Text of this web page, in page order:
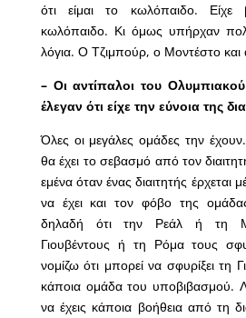
ότι είμαι το κωλόπαιδο.
κωλόπαιδο. Κι όμως υπήρχαν
λόγια. Ο Τζιμπούρ, ο Μοντέστο και
– Οι αντίπαλοι του
έλεγαν ότι είχε την εύνοια της
Όλες οι μεγάλες ομάδες την
θα έχει το σεβασμό από τον
εμένα όταν ένας διαιτητής έρχεται
να έχει και τον φόβο της
δηλαδή ότι την Ρεάλ ή τη
Γιουβέντους ή τη Ρόμα τους
νομίζω ότι μπορεί να σφυρίξει τη
κάποια ομάδα του υποβιβασμού.
να έχεις κάποια βοήθεια από τη